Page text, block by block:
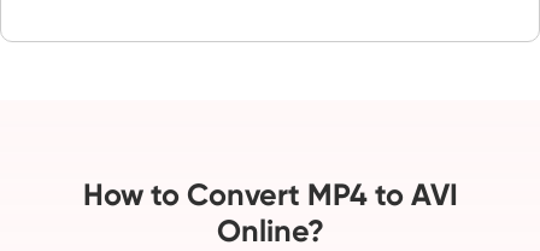
How to Convert MP4 to AVI
Online?